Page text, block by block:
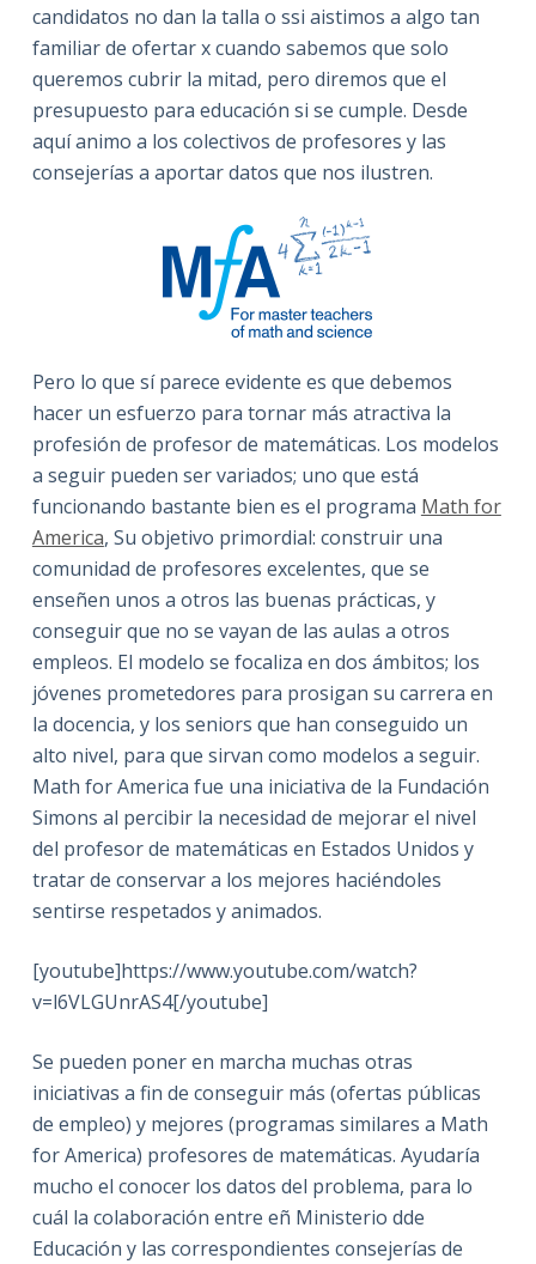
candidatos no dan la talla o ssi aistimos a algo tan
familiar de ofertar x cuando sabemos que solo
queremos cubrir la mitad, pero diremos que el
presupuesto para educación si se cumple. Desde
aquí animo a los colectivos de profesores y las
consejerías a aportar datos que nos ilustren.
Pero lo que sí parece evidente es que debemos
hacer un esfuerzo para tornar más atractiva la
profesión de profesor de matemáticas. Los modelos
a seguir pueden ser variados; uno que está
funcionando bastante bien es el programa Math for
America, Su objetivo primordial: construir una
comunidad de profesores excelentes, que se
enseñen unos a otros las buenas prácticas, y
conseguir que no se vayan de las aulas a otros
empleos. El modelo se focaliza en dos ámbitos; los
jóvenes prometedores para prosigan su carrera en
la docencia, y los seniors que han conseguido un
alto nivel, para que sirvan como modelos a seguir.
Math for America fue una iniciativa de la Fundación
Simons al percibir la necesidad de mejorar el nivel
del profesor de matemáticas en Estados Unidos y
tratar de conservar a los mejores haciéndoles
sentirse respetados y animados.
[youtube]https://www.youtube.com/watch?
v=l6VLGUnrAS4[/youtube]
Se pueden poner en marcha muchas otras
iniciativas a fin de conseguir más (ofertas públicas
de empleo) y mejores (programas similares a Math
for America) profesores de matemáticas. Ayudaría
mucho el conocer los datos del problema, para lo
cuál la colaboración entre eñ Ministerio dde
Educación y las correspondientes consejerías de